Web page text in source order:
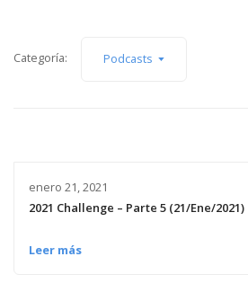
Categoría: Podcasts
enero 21, 2021
2021 Challenge – Parte 5 (21/Ene/2021)
Leer más